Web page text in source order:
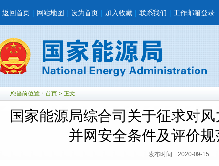
返回首页 | 网站地图 | 设为首页 | 加入收藏 | 联系我们 | 工作邮箱登录
您当前位置： 首页 > 正文
国家能源局综合司关于征求对
并网安全条件及评价
发布时间：2020-09-15